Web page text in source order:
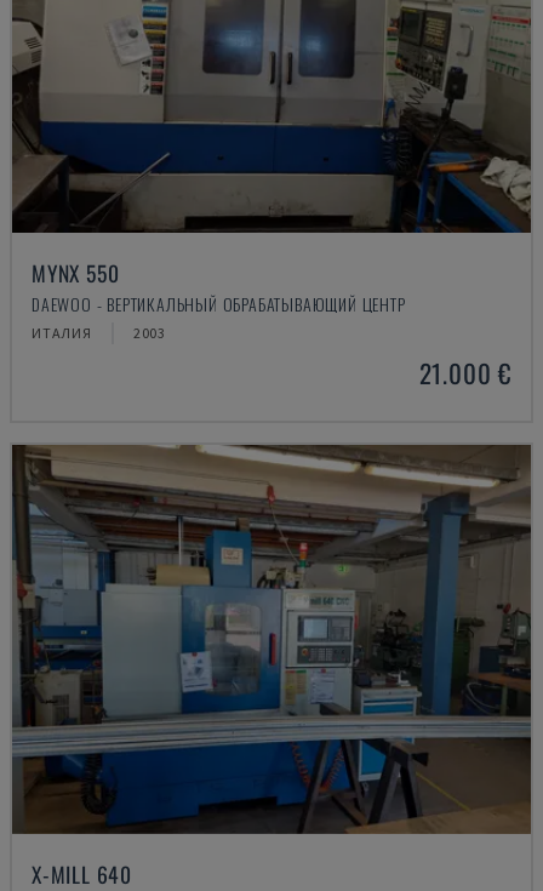
MYNX 550
DAEWOO - ВЕРТИКАЛЬНЫЙ ОБРАБАТЫВАЮЩИЙ ЦЕНТР
ИТАЛИЯ 2003
21.000 €
X-MILL 640